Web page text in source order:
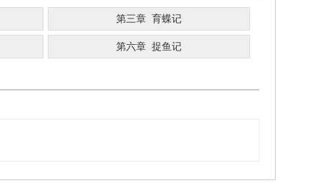
第三章 育蝶记
第六章 捉鱼记